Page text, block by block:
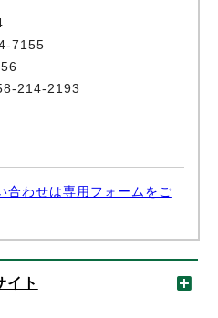
7155
214-2193
合わせは専用フォームをご
イト